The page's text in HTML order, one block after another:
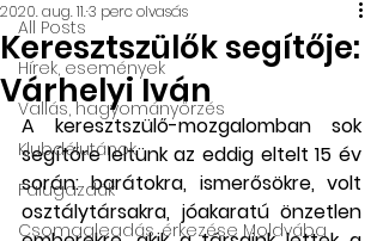
All Posts
Hírek, események
Vallás, hagyományőrzés
Klubdélutánok
Falugazdák
Csomagleadás, érkezése Moldvába
Keresztszülők segítője:
Várhelyi Iván
2020. aug. 11.3 perc olvasás
A keresztszülő-mozgalomban sok
segítőre leltünk az eddig eltelt 15 év
során: barátokra, ismerősökre, volt
osztálytársakra, jóakaratú önzetlen